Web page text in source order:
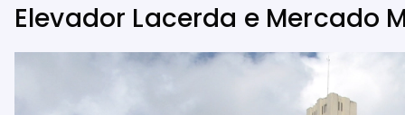
Elevador Lacerda e Mercado